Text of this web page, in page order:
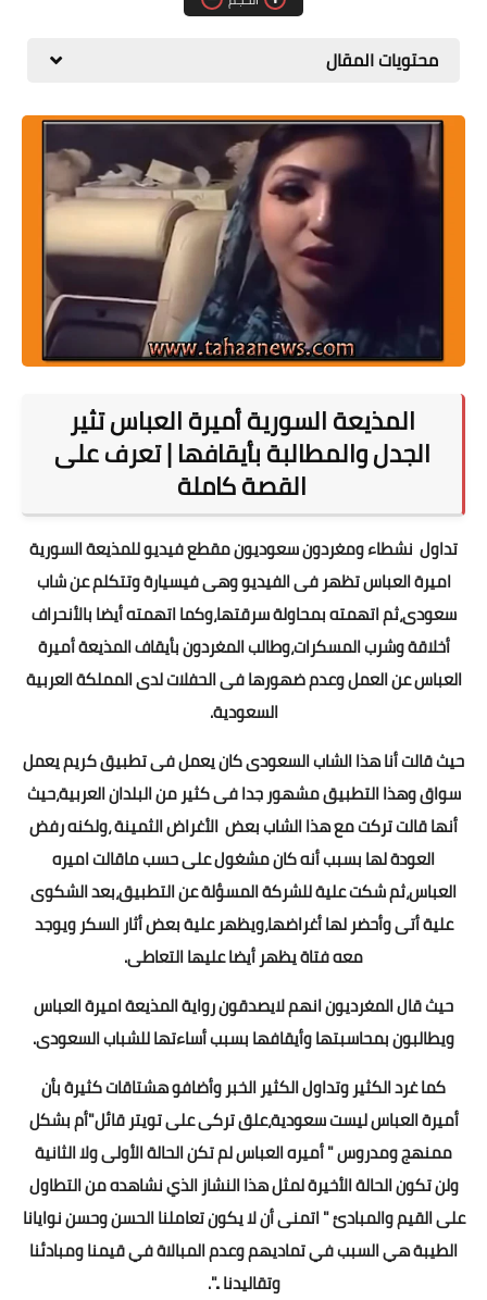
اقتصاد
سيارات
علوم وتكنولوجيا
تعليم
وظائف خالية
عروض
محتويات المقال
المذيعة السورية أميرة العباس تثير
الجدل والمطالبة بأيقافها | تعرف على
القصة كاملة
تداول نشطاء ومغردون سعوديون مقطع فيديو للمذيعة السورية
اميرة العباس تظهر فى الفيديو وهى فيسيارة وتتكلم عن شاب
سعودى،ثم اتهمته بمحاولة سرقتها،وكما اتهمته أيضا بالأنحراف
أخلاقة وشرب المسكرات،وطالب المغردون بأيقاف المذيعة أميرة
العباس عن العمل وعدم ضهورها فى الحفلات لدى المملكة العربية
السعودية.
حيث قالت أنا هذا الشاب السعودى كان يعمل فى تطبيق كريم يعمل
سواق وهذا التطبيق مشهور جدا فى كثير من البلدان العربية،حيث
أنها قالت تركت مع هذا الشاب بعض الأغراض الثمينة ،ولكنه رفض
العودة لها بسبب أنه كان مشغول على حسب ماقالت اميره
العباس،ثم شكت علية للشركة المسؤلة عن التطبيق،بعد الشكوى
علية أتى وأحضر لها أغراضها،ويظهر علية بعض أثار السكر ويوجد
معه فتاة يظهر أيضا عليها التعاطى.
حيث قال المغرديون انهم لايصدقون رواية المذيعة اميرة العباس
ويطالبون بمحاسبتها وأيقافها بسبب أساءتها للشباب السعودى.
كما غرد الكثير وتداول الكثير الخبر وأضافو هشتاقات كثيرة بأن
أميرة العباس ليست سعودية،علق تركى على تويتر قائل"أم بشكل
ممنهج ومدروس " أميره العباس لم تكن الحالة الأولى ولا الثانية
ولن تكون الحالة الأخيرة لمثل هذا النشاز الذي نشاهده من التطاول
على القيم والمبادئ " اتمنى أن لا يكون تعاملنا الحسن وحسن نوايانا
الطيبة هي السبب في تماديهم وعدم المبالاة في قيمنا ومبادئنا
وتقاليدنا ..".